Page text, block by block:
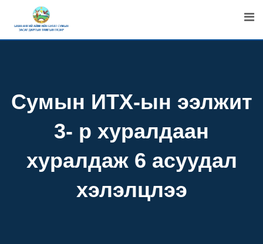
content
Сумын ИТХ-ын ээлжит
3- р хуралдаан
хуралдаж 6 асуудал
хэлэлцлээ